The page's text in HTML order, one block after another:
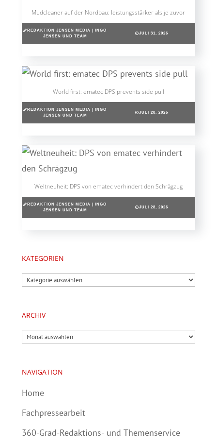
Mudcleaner auf der Nordbau: leistungsstärker als je zuvor
REDAKTION JENSEN MEDIA | INGO
JENSEN UND TEAM
JULI 31, 2026
World first: ematec DPS prevents side pull
REDAKTION JENSEN MEDIA | INGO
JENSEN UND TEAM
JULI 28, 2026
Weltneuheit: DPS von ematec verhindert den Schrägzug
REDAKTION JENSEN MEDIA | INGO
JENSEN UND TEAM
JULI 28, 2026
KATEGORIEN
Kategorien
ARCHIV
Archiv
NAVIGATION
Home
Fachpressearbeit
360-Grad-Redaktions- und Themenservice